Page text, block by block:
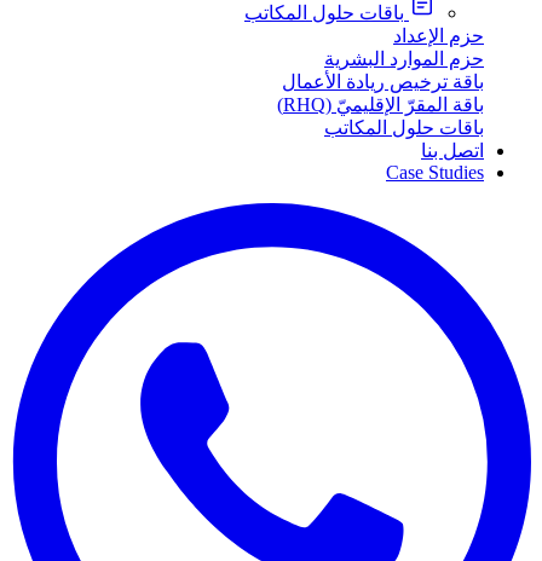
باقات حلول المكاتب
حزم الإعداد
حزم الموارد البشرية
باقة ترخيص ريادة الأعمال
باقة المقرّ الإقليميّ (RHQ)
باقات حلول المكاتب
اتصل بنا
Case Studies